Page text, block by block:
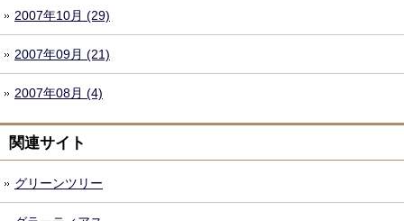
2007年10月 (29)
2007年09月 (21)
2007年08月 (4)
関連サイト
グリーンツリー